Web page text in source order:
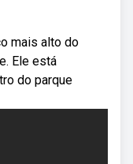
mais alto do
Ele está
do parque